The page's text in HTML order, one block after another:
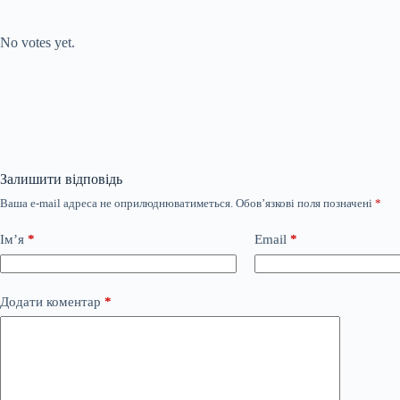
No votes yet.
Залишити відповідь
Ваша e-mail адреса не оприлюднюватиметься. Обов’язкові поля позначені *
Ім’я * Email *
Додати коментар *